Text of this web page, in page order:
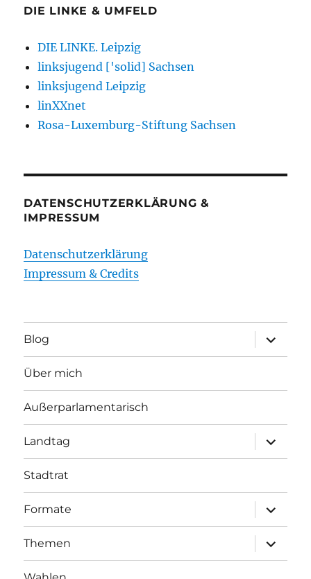
DIE LINKE & UMFELD
DIE LINKE. Leipzig
linksjugend ['solid] Sachsen
linksjugend Leipzig
linXXnet
Rosa-Luxemburg-Stiftung Sachsen
DATENSCHUTZERKLÄRUNG &
IMPRESSUM
Datenschutzerklärung
Impressum & Credits
Blog
öffnen
Über mich
Außerparlamentarisch
Landtag
öffnen
Stadtrat
Formate
öffnen
Themen
öffnen